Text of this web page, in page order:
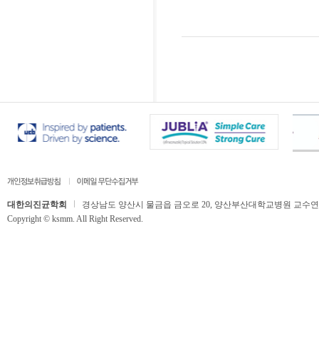
대한의진균학회
경상남도 양산시 물금읍 금오로 20, 양산부산대학교병원 교수
Copyright © ksmm. All Right Reserved.